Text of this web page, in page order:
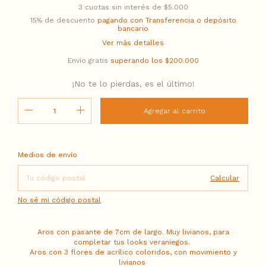
3 cuotas sin interés de $5.000
15% de descuento pagando con Transferencia o depósito
bancario
Ver más detalles
Envío gratis superando los $200.000
¡No te lo pierdas, es el último!
Entregas para el CP:
Medios de envío
Calcular
No sé mi código postal
Aros con pasante de 7cm de largo. Muy livianos, para
completar tus looks veraniegos.
Aros con 3 flores de acrílico coloridos, con movimiento y
livianos